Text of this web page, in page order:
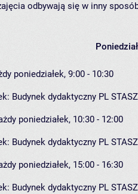
odbywają się w inny
poniedziałek, 9:00 - 10:30
Budynek dydaktyczny PL
poniedziałek, 10:30 - 12:00
Budynek dydaktyczny PL
poniedziałek, 15:00 - 16:30
Budynek dydaktyczny PL